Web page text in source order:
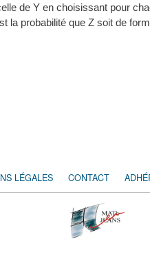
de Y en choisissant pour
la probabilité que Z soit de
LÉGALES CONTACT